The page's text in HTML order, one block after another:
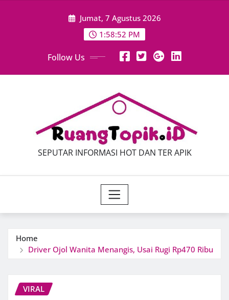
Jumat, 7 Agustus 2026
1:58:54 PM
Follow Us
SEPUTAR INFORMASI HOT DAN TER APIK
Home
Driver Ojol Wanita Menangis, Usai Rugi Rp470 Ribu
VIRAL